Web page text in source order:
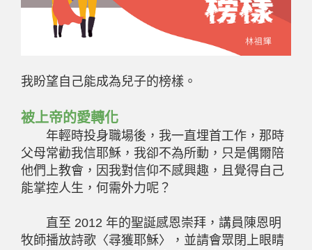
我盼望自己能成為兒子的榜樣。
被上帝的愛轉化
年輕時投身職場後，我一直埋首工作，那時
父母常勸我信耶穌，我卻不為所動，只是偶爾陪
他們上教會，因我對信仰不感興趣，且覺得自己
能掌控人生，何需外力呢？
直至 2012 年的聖誕感恩崇拜，講員陳恩明
牧師播放詩歌〈尋獲耶穌〉，並請會眾閉上眼睛